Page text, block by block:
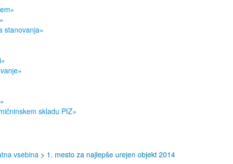
»
»
stanovanja»
»
»
»
skladu PIZ»
vsebina > 1. mesto za najlepše urejen objekt 2014